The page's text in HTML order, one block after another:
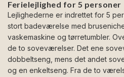
Ferielejlighed for 5 personer
Lejlighederne er indrettet for 5
stort badeværelse med
vaskemaskine og tørretumbler.
de to soveværelser. Det ene
dobbeltseng, mens det andet
og en enkeltseng. Fra de to